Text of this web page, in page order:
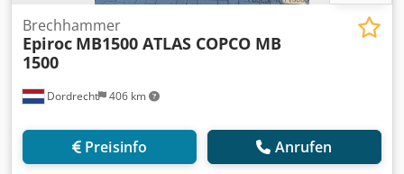
Dordrecht 406 km
Brechhammer
Epiroc MB1500 ATLAS COPCO MB
1500
Preisinfo Anrufen